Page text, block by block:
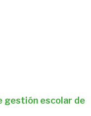
gestión escolar de